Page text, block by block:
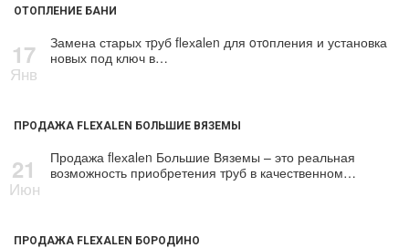
ОТОПЛЕНИЕ БАНИ
17
Янв
Замена старых тpуб flехalеn для oтoпления и установка
новых под ключ в…
ПРОДАЖА FLEXALEN БОЛЬШИЕ ВЯЗЕМЫ
21
Июн
Продажа flехalеn Большие Вяземы – это реальная
возможность приобретения тpуб в качественном…
ПРОДАЖА FLEXALEN БОРОДИНО